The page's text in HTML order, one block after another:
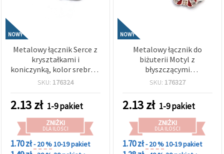
NOWY
Metalowy łącznik Serce z
kryształkami i
koniczynką, kolor srebrny,
22x15x2 mm, otwór 1,5
SKU: 176324
2.13zł 1-9 pakiet
ZNIŻKI
DLA ILOŚCI
1.70 zł- 20 %10-19 pakiet
NOWY
Metalowy łącznik do
biżuterii Motyl z
błyszczącymi
kryształkami w kolorze
otwór 2 mm – 2 szt.
SKU: 176327
2.13zł 1-9 pakiet
ZNIŻKI
DLA ILOŚCI
1.70 zł- 20 %10-19 pakiet